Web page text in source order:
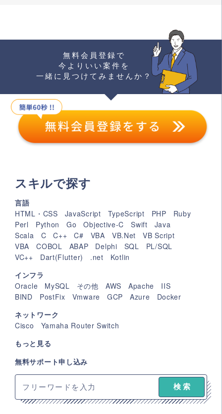
無料会員登録で
今よりいい案件を
一緒に見つけてみませんか？
スキルで探す
言語
HTML・CSS
JavaScript TypeScript PHP
Ruby
Perl
Python Go Objective-C Swift
Java
Scala
C C++ C# VBA VB.Net
VB Script
VBA
COBOL ABAP Delphi SQL
PL/SQL
VC++
Dart(Flutter) .net
Kotlin
インフラ
Oracle
MySQL その他 AWS Apache
IIS
BIND
PostFix Vmware GCP Azure
Docker
ネットワーク
Cisco
Yamaha Router Switch
もっと見る
無料サポート申し込み